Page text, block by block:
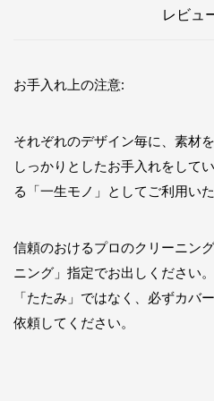
レビュ
お手入れ上の注意:
それぞれのデザイン毎に、素材
しっかりとしたお手入れをして
る「一生モノ」としてご利用いた
信頼のおけるプロのクリーニン
ニング」指定でお出しください。
「たたみ」ではなく、必ずカバ
依頼してください。